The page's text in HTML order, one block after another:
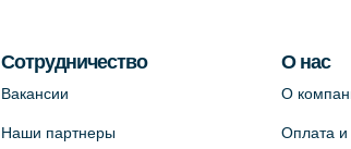
Сотрудничество
Вакансии
Наши партнеры
О нас
О
Оплата и